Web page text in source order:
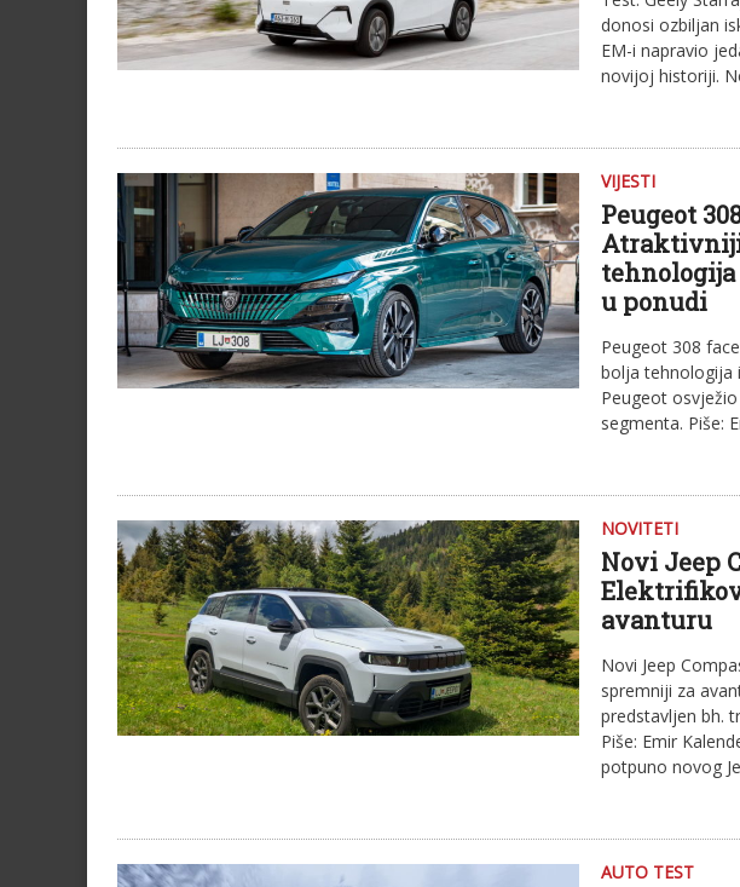
donosi ozbiljan
EM-i napravio
novijoj historiji.
VIJESTI
Peugeot
Atraktivniji
u ponudi
Peugeot 308
bolja tehnologija
Peugeot
segmenta. Piše:
NOVITETI
Novi Jeep
avanturu
Novi Jeep
spremniji za
predstavljen bh.
Piše: Emir
potpuno novog
AUTO TEST